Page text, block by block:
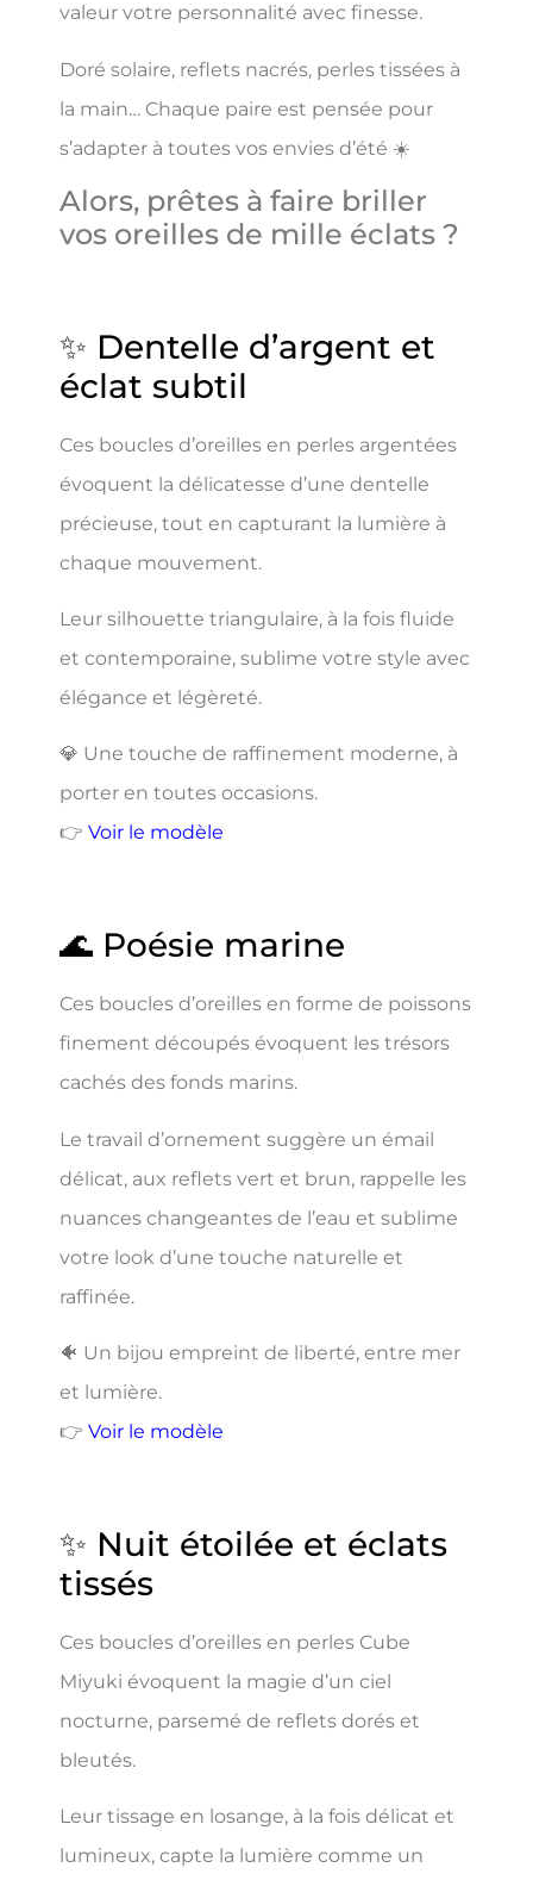
valeur votre personnalité avec finesse.
Doré solaire, reflets nacrés, perles tissées à
la main… Chaque paire est pensée pour
s’adapter à toutes vos envies d’été ☀️
Alors, prêtes à faire briller
vos oreilles de mille éclats ?
✨ Dentelle d’argent et
éclat subtil
Ces boucles d’oreilles en perles argentées
évoquent la délicatesse d’une dentelle
précieuse, tout en capturant la lumière à
chaque mouvement.
Leur silhouette triangulaire, à la fois fluide
et contemporaine, sublime votre style avec
élégance et légèreté.
💎 Une touche de raffinement moderne, à
porter en toutes occasions.
👉 Voir le modèle
🌊 Poésie marine
Ces boucles d’oreilles en forme de poissons
finement découpés évoquent les trésors
cachés des fonds marins.
Le travail d’ornement suggère un émail
délicat, aux reflets vert et brun, rappelle les
nuances changeantes de l’eau et sublime
votre look d’une touche naturelle et
raffinée.
🐠 Un bijou empreint de liberté, entre mer
et lumière.
👉 Voir le modèle
✨ Nuit étoilée et éclats
tissés
Ces boucles d’oreilles en perles Cube
Miyuki évoquent la magie d’un ciel
nocturne, parsemé de reflets dorés et
bleutés.
Leur tissage en losange, à la fois délicat et
lumineux, capte la lumière comme un